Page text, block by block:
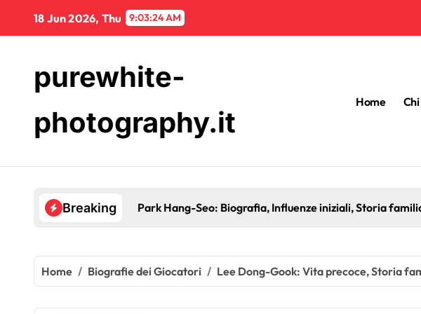
content
18 Jun 2026, Thu 9:03:25 AM
purewhite-
photography.it
Home
Breaking Park Hang-Seo: Biografia, Influenze iniziali, Storia
Home Biografie dei Giocatori Lee Dong-Gook: Vita precoce, Storia